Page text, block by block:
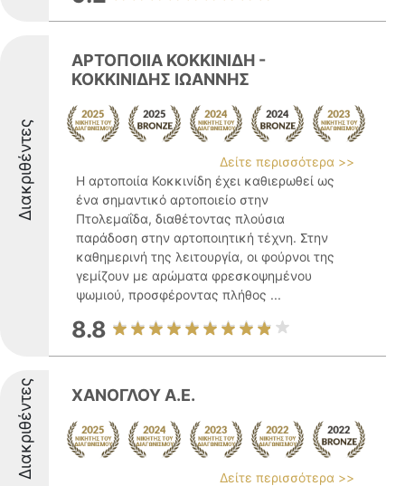
Διακριθέντες
ΑΡΤΟΠΟΙΙΑ ΚΟΚΚΙΝΙΔΗ -
ΚΟΚΚΙΝΙΔΗΣ ΙΩΑΝΝΗΣ
Δείτε περισσότερα >>
Η αρτοποιία Κοκκινίδη έχει καθιερωθεί ως
ένα σημαντικό αρτοποιείο στην
Πτολεμαΐδα, διαθέτοντας πλούσια
παράδοση στην αρτοποιητική τέχνη. Στην
καθημερινή της λειτουργία, οι φούρνοι της
γεμίζουν με αρώματα φρεσκοψημένου
ψωμιού, προσφέροντας πλήθος ...
8.8
Διακριθέντες ΧΑΝΟΓΛΟΥ Α.Ε.
Δείτε περισσότερα >>